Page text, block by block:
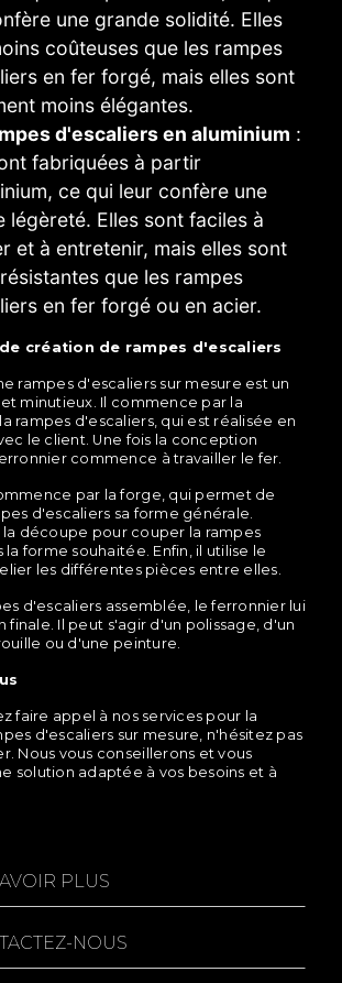
une grande solidité. Elles
coûteuses que les rampes
en fer forgé, mais elles sont
moins élégantes.
d'escaliers en aluminium :
fabriquées à partir
ce qui leur confère une
légèreté. Elles sont faciles à
et à entretenir, mais elles sont
que les rampes
en fer forgé ou en acier.
de création de rampes d'escaliers
minutieux. Il commence par la
rampes d'escaliers, qui est réalisée en
le client. Une fois la conception
commence à travailler le fer.
d'escaliers sa forme générale.
la découpe pour couper la rampes
la forme souhaitée. Enfin, il utilise le
les différentes pièces entre elles.
finale. Il peut s'agir d'un polissage, d'un
ou d'une peinture.
d'escaliers sur mesure, n'hésitez pas
Nous vous conseillerons et vous
solution adaptée à vos besoins et à
PLUS
NOUS